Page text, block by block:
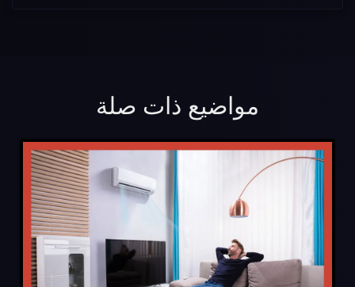
مواضيع ذات صلة